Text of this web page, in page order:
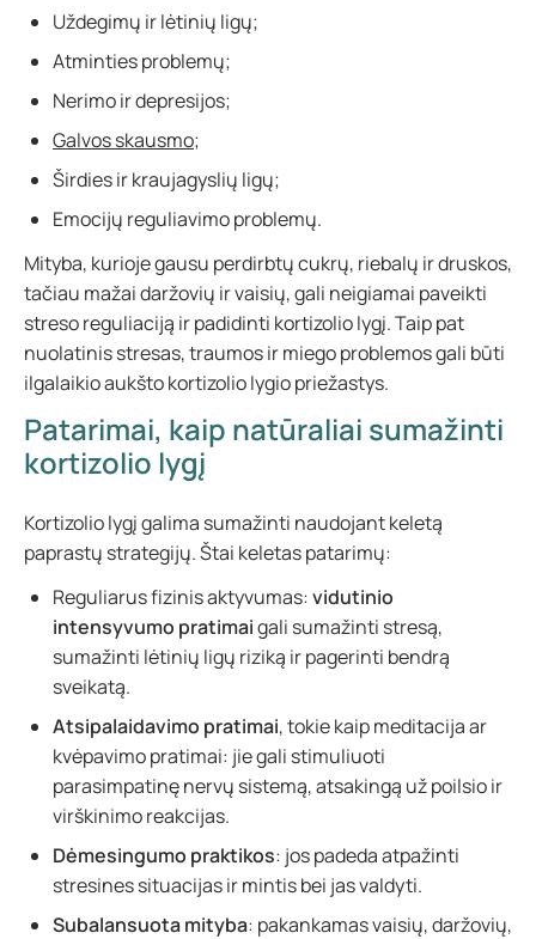
Uždegimų ir lėtinių ligų;
Atminties problemų;
Nerimo ir depresijos;
Galvos skausmo;
Širdies ir kraujagyslių ligų;
Emocijų reguliavimo problemų.
Mityba, kurioje gausu perdirbtų cukrų, riebalų ir druskos,
tačiau mažai daržovių ir vaisių, gali neigiamai paveikti
streso reguliaciją ir padidinti kortizolio lygį. Taip pat
nuolatinis stresas, traumos ir miego problemos gali būti
ilgalaikio aukšto kortizolio lygio priežastys.
Patarimai, kaip natūraliai sumažinti
kortizolio lygį
Kortizolio lygį galima sumažinti naudojant keletą
paprastų strategijų. Štai keletas patarimų:
Reguliarus fizinis aktyvumas:vidutinio
intensyvumo pratimaigali sumažinti stresą,
sumažinti lėtinių ligų riziką ir pagerinti bendrą
sveikatą.
Atsipalaidavimo pratimai, tokie kaip meditacija ar
kvėpavimo pratimai: jie gali stimuliuoti
parasimpatinę nervų sistemą, atsakingą už poilsio ir
virškinimo reakcijas.
Dėmesingumo praktikos: jos padeda atpažinti
stresines situacijas ir mintis bei jas valdyti.
Subalansuota mityba: pakankamas vaisių, daržovių,